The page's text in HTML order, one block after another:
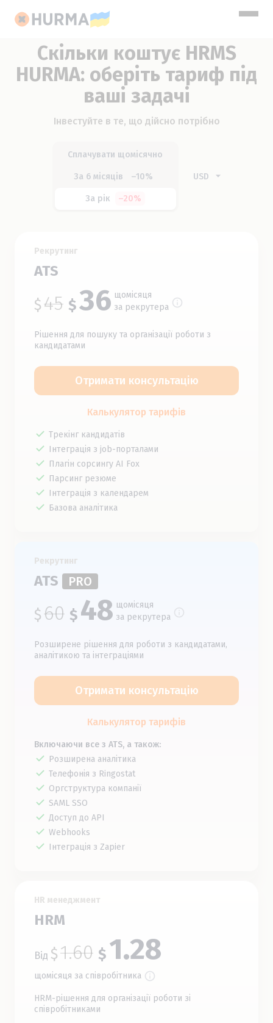
Скільки коштує HRMS
HURMA: оберіть тариф під
ваші задачі
Інвестуйте в те, що дійсно потрібно
Сплачувати щомісячно
За 6 місяців –10%
За рік –20%
Рекрутинг
ATS
$45 $36 щомісяця
за рекрутера
Рішення для пошуку та організації роботи з
кандидатами
Отримати консультацію
Калькулятор тарифів
Трекінг кандидатів
Інтеграція з job-порталами
Плагін сорсингу AI Fox
Парсинг резюме
Інтеграція з календарем
Базова аналітика
Рекрутинг
ATS PRO
$60 $ 48 щомісяця
за рекрутера
Розширене рішення для роботи з кандидатами,
аналітикою та інтеграціями
Отримати консультацію
Калькулятор тарифів
Включаючи все з ATS, а також:
Розширена аналітика
Телефонія з Ringostat
Оргструктура компанії
SAML SSO
Доступ до API
Webhooks
Інтеграція з Zapier
HR менеджмент
HRM
Від $1.60 $ 1.28
щомісяця за співробітника
HRM-рішення для організації роботи зі
співробітниками